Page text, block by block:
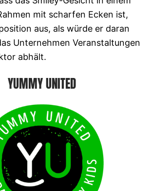
mit scharfen Ecken ist,
aus, als würde er daran
Unternehmen Veranstaltungen
abhält.
YUMMY UNITED